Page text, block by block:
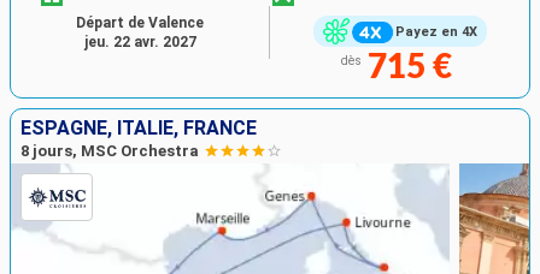
Payez en 4X
dès 715 €
Départ de Valence
jeu. 22 avr. 2027
ESPAGNE, ITALIE, FRANCE
8 jours, MSC Orchestra